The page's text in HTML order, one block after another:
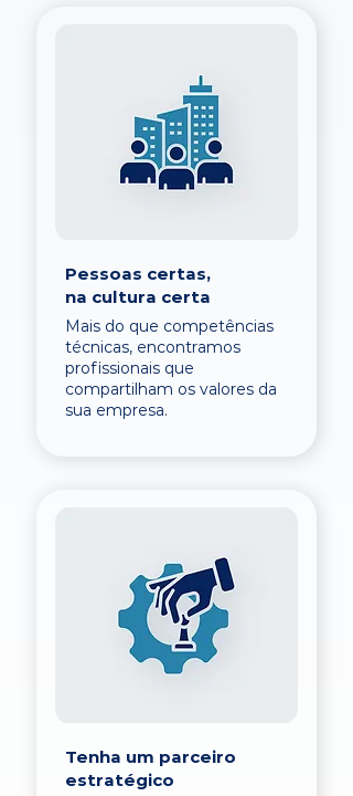
Pessoas certas,
na cultura certa
Mais do que competências
técnicas, encontramos
profissionais que
compartilham os valores da
sua empresa.
Tenha um parceiro
estratégico